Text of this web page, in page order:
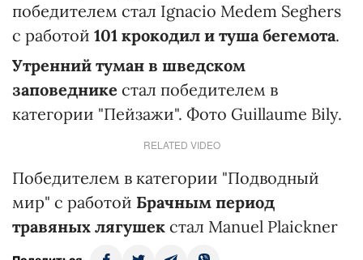
победителем стал Ignacio Medem Seghers
с работой 101 крокодил и туша бегемота.
Утренний туман в шведском
заповеднике стал победителем в
категории "Пейзажи". Фото Guillaume Bily.
RELATED VIDEO
Победителем в категории "Подводный
мир" с работой Брачным период
травяных лягушек стал Manuel Plaickner